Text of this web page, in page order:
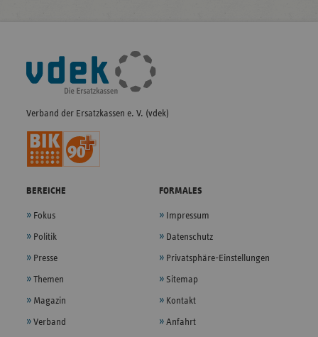
Fußleisten-
Navigation
Verband der Ersatzkassen e. V. (vdek)
BEREICHE
Fokus
Politik
Presse
Themen
Magazin
Verband
FORMALES
Impressum
Datenschutz
Privatsphäre-Einstellungen
Sitemap
Kontakt
Anfahrt